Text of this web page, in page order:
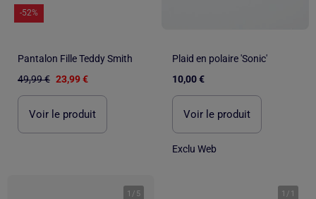
-52%
Pantalon Fille Teddy Smith
49,99 € 23,99 €
Voir le produit
Plaid en polaire 'Sonic'
10,00 €
Voir le produit
Exclu Web
1 / 5 1 / 1